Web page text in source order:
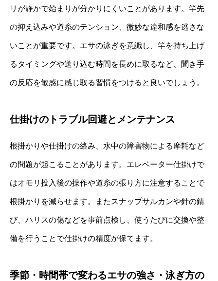
リが静かで始まりが分かりにくいことがあります。竿先
の抑え込みや道糸のテンション、微妙な違和感を逃さな
いことが重要です。エサの泳ぎを意識し、竿を持ち上げ
るタイミングや送り込む時間を長めに取るなど、聞き手
の反応を敏感に感じ取る習慣をつけると良いでしょう。
仕掛けのトラブル回避とメンテナンス
根掛かりや仕掛けの絡み、水中の障害物による摩耗など
の問題が起こることがあります。エレベーター仕掛けで
はオモリ投入後の操作や道糸の張り方に注意することで
根掛かりを減らせます。またスナップサルカンや針の錆
び、ハリスの傷などを事前点検し、使うたびに交換や整
備を行うことで仕掛けの精度が保てます。
季節・時間帯で変わるエサの強さ・泳ぎ方の